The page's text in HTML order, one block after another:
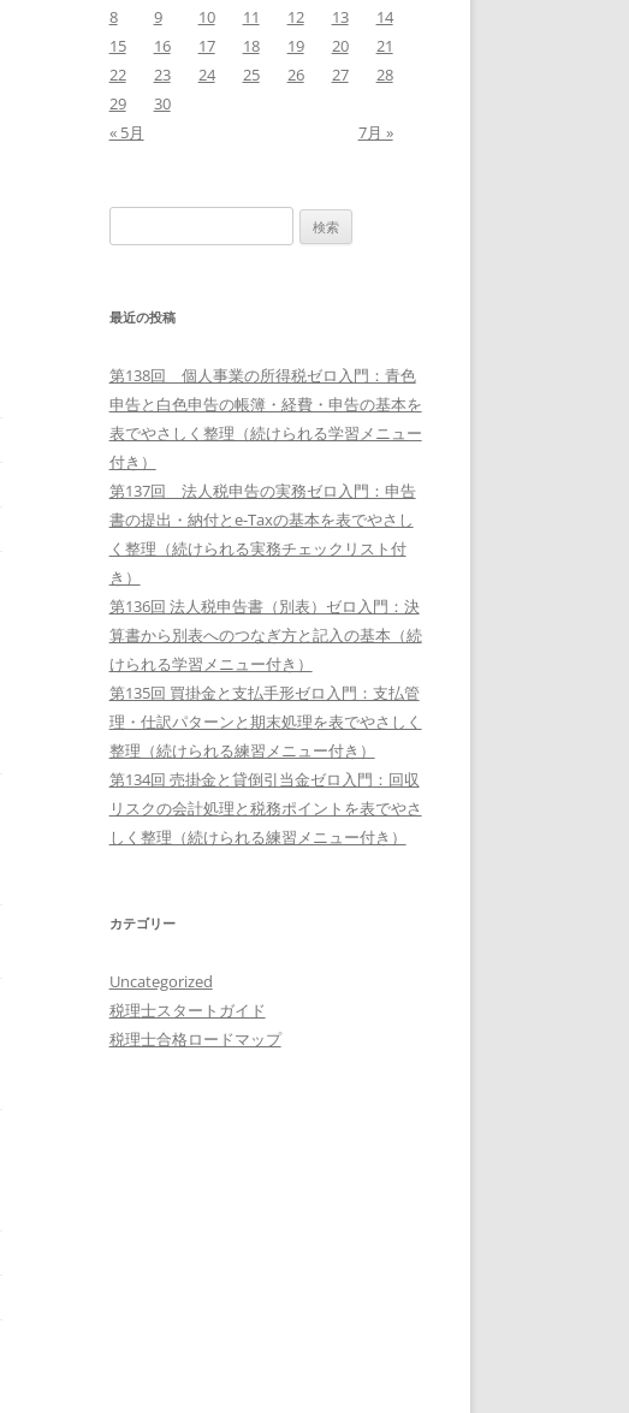
8
9 10 11 12 13
14
15
16 17 18 19 20
21
22
23 24 25 26 27
28
29
30
« 5月
7月 »
索:
最近の投稿
第138回 個人事業の所得税ゼロ入門：青色
申告と白色申告の帳簿・経費・申告の基本を
表でやさしく整理（続けられる学習メニュー
付き）
第137回 法人税申告の実務ゼロ入門：申告
書の提出・納付とe-Taxの基本を表でやさし
く整理（続けられる実務チェックリスト付
き）
第136回 法人税申告書（別表）ゼロ入門：決
算書から別表へのつなぎ方と記入の基本（続
けられる学習メニュー付き）
第135回 買掛金と支払手形ゼロ入門：支払管
理・仕訳パターンと期末処理を表でやさしく
整理（続けられる練習メニュー付き）
第134回 売掛金と貸倒引当金ゼロ入門：回収
リスクの会計処理と税務ポイントを表でやさ
しく整理（続けられる練習メニュー付き）
カテゴリー
Uncategorized
税理士スタートガイド
税理士合格ロードマップ